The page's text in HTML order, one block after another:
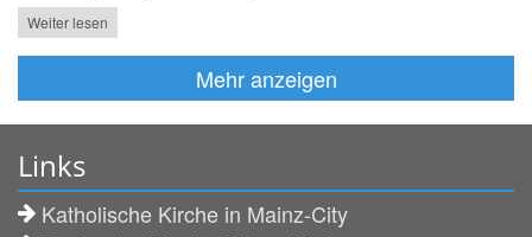
Weiter lesen
Mehr anzeigen
Links
Katholische Kirche in Mainz-City